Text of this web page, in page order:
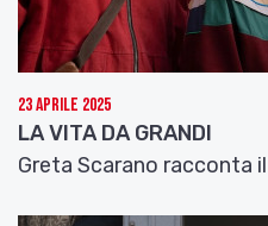
23 Aprile 2025
LA VITA DA GRANDI
Greta Scarano racconta